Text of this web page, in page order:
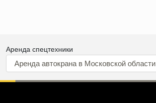
Аренда спецтехники
Аренда автокрана в Московской области